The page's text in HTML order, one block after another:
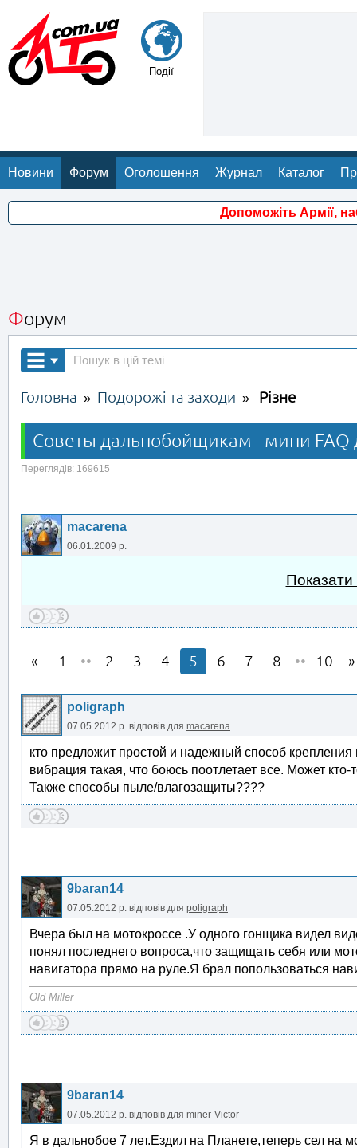
Події
Новини Форум Оголошення Журнал Каталог
Допоможіть Армії,
Форум
Головна » Подорожі та заходи » Різне
Советы дальнобойщикам - мини FAQ
Переглядів: 169615
macarena
06.01.2009 р.
Показати
1 •• 2 3 4 5 6 7 8 •• 10
poligraph
07.05.2012 р. відповів для macarena
кто предложит простой и надежный способ крепления
вибрация такая, что боюсь поотлетает все. Может
Также способы пыле/влагозащиты????
9baran14
07.05.2012 р. відповів для poligraph
Вчера был на мотокроссе .У одного гонщика видел
понял последнего вопроса,что защищать себя или
навигатора прямо на руле.Я брал попользоваться
Old Miller
9baran14
07.05.2012 р. відповів для miner-Victor
Я в дальнобое 7 лет.Ездил на Планете,теперь сел на